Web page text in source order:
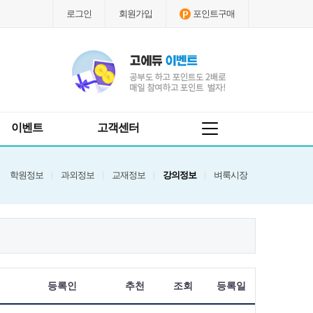
로그인 회원가입 포인트구매
이벤트 고객센터
학원정보 과외정보 교재정보 강의정보 벼룩시장
등록인 추천 조회 등록일